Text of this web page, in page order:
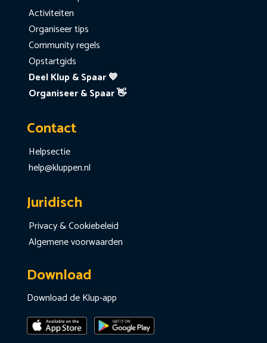
Activiteiten
Organiseer tips
Community regels
Opstartgids
Deel Klup & Spaar 💙
Organiseer & Spaar 👋
Contact
Helpsectie
help@kluppen.nl
Juridisch
Privacy & Cookiebeleid
Algemene voorwaarden
Download
Download de Klup-app